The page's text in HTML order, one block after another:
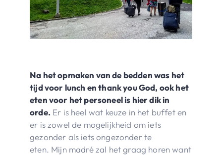
Na het opmaken van de bedden was het
tijd voor lunch en thank you God, ook het
eten voor het personeel is hier dik in
orde. Er is heel wat keuze in het buffet en
er is zowel de mogelijkheid om iets
gezonder als iets ongezonder te
eten. Mijn madré zal het graag horen want